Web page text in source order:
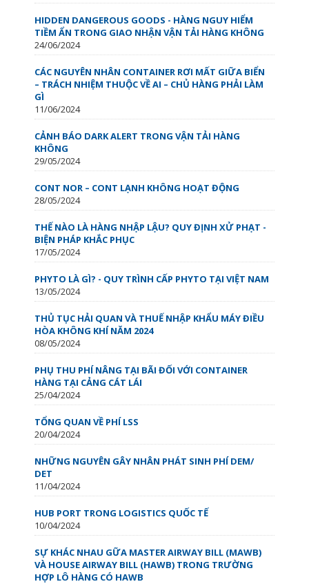
HIDDEN DANGEROUS GOODS - HÀNG NGUY HIỂM
TIỀM ẨN TRONG GIAO NHẬN VẬN TẢI HÀNG KHÔNG
24/06/2024
CÁC NGUYÊN NHÂN CONTAINER RƠI MẤT GIỮA BIỂN
– TRÁCH NHIỆM THUỘC VỀ AI – CHỦ HÀNG PHẢI LÀM
GÌ
11/06/2024
CẢNH BÁO DARK ALERT TRONG VẬN TẢI HÀNG
KHÔNG
29/05/2024
CONT NOR – CONT LẠNH KHÔNG HOẠT ĐỘNG
28/05/2024
THẾ NÀO LÀ HÀNG NHẬP LẬU? QUY ĐỊNH XỬ PHẠT -
BIỆN PHÁP KHẮC PHỤC
17/05/2024
PHYTO LÀ GÌ? - QUY TRÌNH CẤP PHYTO TẠI VIỆT NAM
13/05/2024
THỦ TỤC HẢI QUAN VÀ THUẾ NHẬP KHẨU MÁY ĐIỀU
HÒA KHÔNG KHÍ NĂM 2024
08/05/2024
PHỤ THU PHÍ NÂNG TẠI BÃI ĐỐI VỚI CONTAINER
HÀNG TẠI CẢNG CÁT LÁI
25/04/2024
TỔNG QUAN VỀ PHÍ LSS
20/04/2024
NHỮNG NGUYÊN GÂY NHÂN PHÁT SINH PHÍ DEM/
DET
11/04/2024
HUB PORT TRONG LOGISTICS QUỐC TẾ
10/04/2024
SỰ KHÁC NHAU GỮA MASTER AIRWAY BILL (MAWB)
VÀ HOUSE AIRWAY BILL (HAWB) TRONG TRƯỜNG
HỢP LÔ HÀNG CÓ HAWB